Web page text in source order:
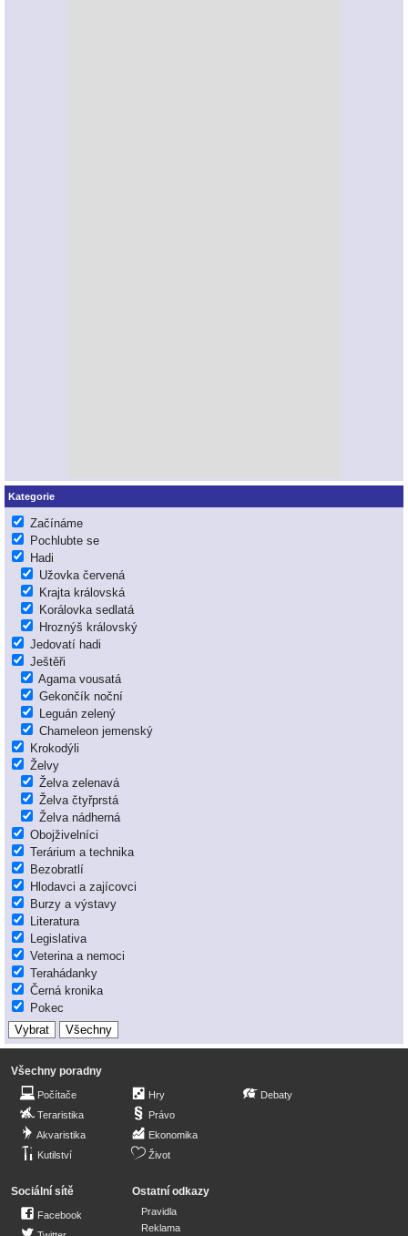
Kategorie
Začínáme
Pochlubte se
Hadi
Užovka červená
Krajta královská
Korálovka sedlatá
Hroznýš královský
Jedovatí hadi
Ještěři
Agama vousatá
Gekončík noční
Leguán zelený
Chameleon jemenský
Krokodýli
Želvy
Želva zelenavá
Želva čtyřprstá
Želva nádherná
Obojživelníci
Terárium a technika
Bezobratlí
Hlodavci a zajícovci
Burzy a výstavy
Literatura
Legislativa
Veterina a nemoci
Terahádanky
Černá kronika
Pokec
Všechny poradny
Počítače
Teraristika
Akvaristika
Kutilství
Hry
Právo
Ekonomika
Život
Debaty
Sociální sítě
Facebook
Ostatní odkazy
Pravidla
Reklama